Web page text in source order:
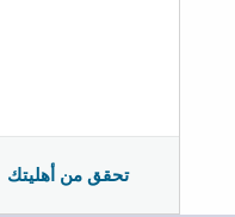
تحقق من أهليتك